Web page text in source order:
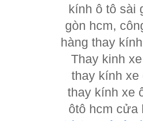
kính ô tô sài
gòn hcm,
hàng thay
Thay kinh
thay kính xe
thay kính xe
ôtô hcm cửa